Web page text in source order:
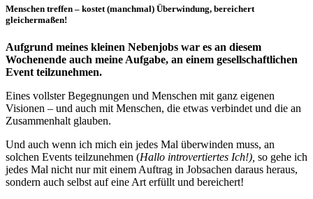
Menschen treffen – kostet (manchmal) Überwindung, bereichert
gleichermaßen!
Aufgrund meines kleinen Nebenjobs war es an diesem
Wochenende auch meine Aufgabe, an einem gesellschaftlichen
Event teilzunehmen.
Eines vollster Begegnungen und Menschen mit ganz eigenen
Visionen – und auch mit Menschen, die etwas verbindet und die an
Zusammenhalt glauben.
Und auch wenn ich mich ein jedes Mal überwinden muss, an
solchen Events teilzunehmen (Hallo introvertiertes Ich!), so gehe ich
jedes Mal nicht nur mit einem Auftrag in Jobsachen daraus heraus,
sondern auch selbst auf eine Art erfüllt und bereichert!